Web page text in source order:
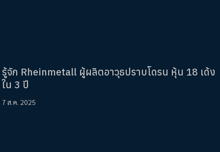
รู้จัก Rheinmetall ผู้ผลิตอาวุธปราบโดรน หุ้น 18 เด้ง
ใน 3 ปี
7 ส.ค. 2025